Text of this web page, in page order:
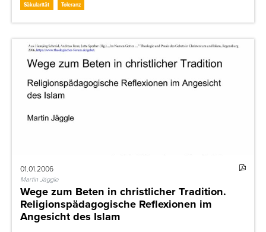
Säkularität
Toleranz
01.01.2006
Martin Jäggle
Wege zum Beten in christlicher Tradition.
Religionspädagogische Reflexionen im
Angesicht des Islam